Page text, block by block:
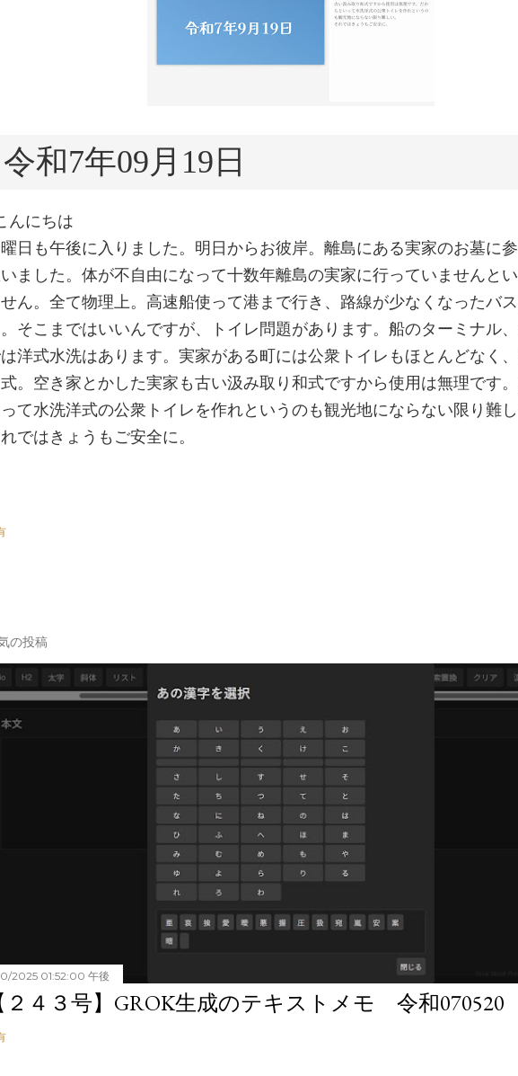
令和7年09月19日
んにちは
日も午後に入りました。明日からお彼岸。離島にある実家のお墓に
ました。体が不自由になって十数年離島の実家に行っていませんと
ん。全て物理上。高速船使って港まで行き、路線が少なくなったバ
そこまではいいんですが、トイレ問題があります。船のターミナル
洋式水洗はあります。実家がある町には公衆トイレもほとんどなく
。空き家とかした実家も古い汲み取り和式ですから使用は無理です
て水洗洋式の公衆トイレを作れというのも観光地にならない限り難し
ではきょうもご安全に。
の投稿
2025 01:52:00 午後
２４３号】GROK生成のテキストメモ 令和070520